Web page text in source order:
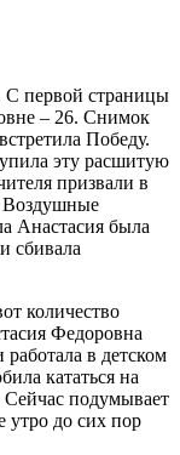
С первой страницы
– 26. Снимок
Победу.
эту расшитую
призвали в
Воздушные
Анастасия была
сбивала
количество
Федоровна
в детском
кататься на
подумывает
утро до сих пор